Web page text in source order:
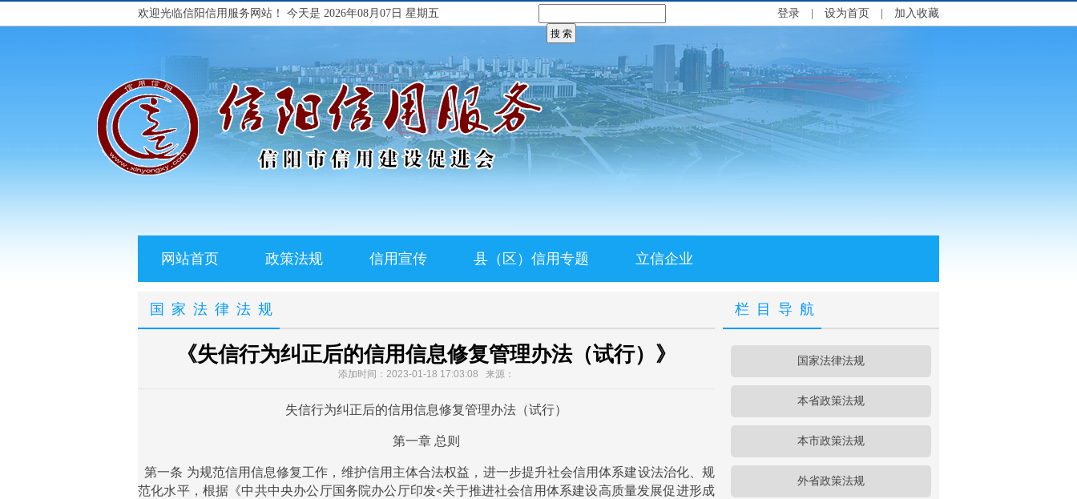
欢迎光临信阳信用服务网站！ 今天是 2026年08月07日 星期五 登录 设为首页 加入收藏
网站首页 政策法规 信用宣传 县（区）信用专题 立信企业
国家法律法规
《失信行为纠正后的信用信息修复管理办法（试行）》
添加时间：2023-01-18 17:03:08 来源：
失信行为纠正后的信用信息修复管理办法（试行）
第一章 总则
第一条 为规范信用信息修复工作，维护信用主体合法权益，进一步提升社会信用体系建设法治化、规
范化水平，根据《中共中央办公厅国务院办公厅印发<关于推进社会信用体系建设高质量发展促进形成
栏目导航
国家法律法规
本省政策法规
本市政策法规
外省政策法规